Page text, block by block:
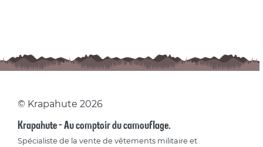
© Krapahute 2026
Krapahute - Au comptoir du camouflage.
Spécialiste de la vente de vêtements militaire et